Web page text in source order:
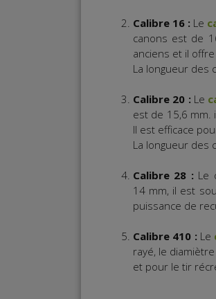
Calibre 16 : Le
canons est de
anciens et il
La longueur des
Calibre 20 : Le
est de 15,6 mm.
Il est efficace
La longueur des
Calibre 28 : Le
14 mm, il est
puissance de
Calibre 410 : Le
rayé, le
et pour le tir